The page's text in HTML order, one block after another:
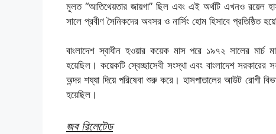
মূলত “আতিথেয়তার জায়গা” ছিল এবং এই অর্থটি এখনও রয়েল
সালে প্রবীণ সৈনিকদের অবসর ও নার্সিং হোম হিসাবে প্রতিষ্ঠিত
বাংলাদেশ স্বাধীন হওয়ার কয়েক মাস পরে ১৯৭২ সালের মার্চ
হয়েছিল। কয়েকটি স্বেচ্ছাসেবী সংস্থা এবং বাংলাদেশ
অন্দর শয্যা দিয়ে পরিষেবা শুরু করে। হাসপাতালের আউট রোগী
হয়েছিল।
জব রিলেটেড